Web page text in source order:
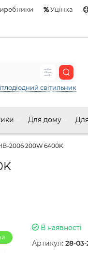
Уцінка
світильник
Для дому
2006 200W 6400K
В наявності
Артикул: 28-03-